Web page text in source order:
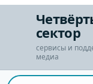
сектор
сервисы и
медиа